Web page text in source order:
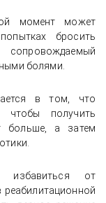
момент может
бросить
сопровождаемый
болями.
в том, что
чтобы получить
больше, а затем
избавиться от
реабилитационной